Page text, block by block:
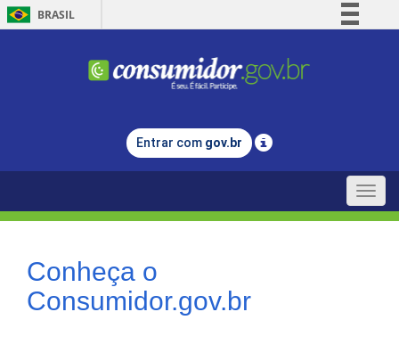
BRASIL
Comunica BR
Legislação
Entrar com gov.br
Toggle
Conheça o
Consumidor.gov.br